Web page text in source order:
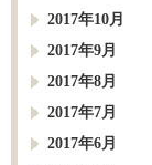
2017年10月
2017年9月
2017年8月
2017年7月
2017年6月